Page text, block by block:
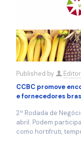
Published by
CCBC promove
e fornecedores
2ª Rodada de
abril. Podem
como hortifruti,